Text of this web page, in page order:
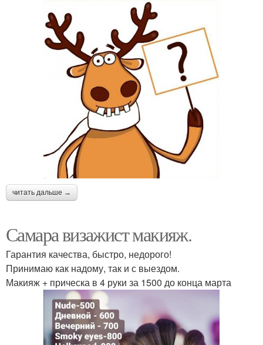
читать дальше →
Самара визажист макияж.
Гарантия качества, быстро, недорого!
Принимаю как надому, так и с выездом.
Макияж + прическа в 4 руки за 1500 до конца марта